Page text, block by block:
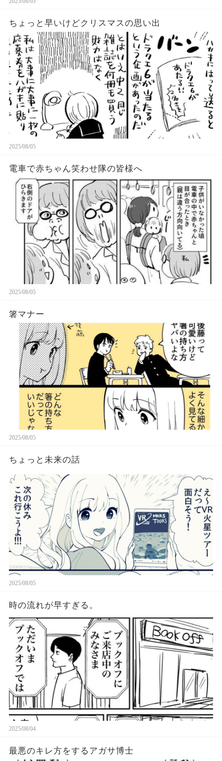
ちょっと早いけどクリスマスの思い出
2025/08/05
電車で赤ちゃん笑わせ隊の皆様へ
2025/08/05
箸マナー
2025/08/05
ちょっと未来の話
2025/08/05
時の流れが早すぎる。
2025/08/04
最悪のキレ方をするアガサ博士